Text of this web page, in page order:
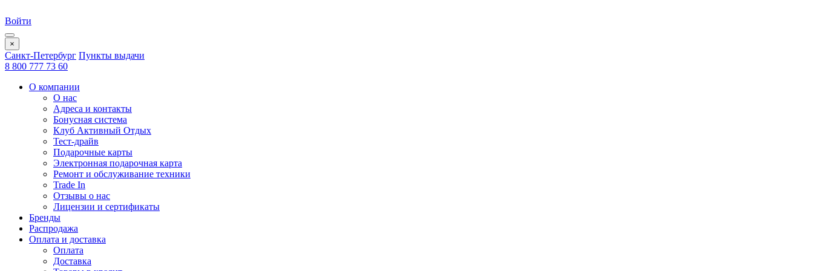
Войти
×
Санкт-Петербург Пункты выдачи
8 800 777 73 60
О компании
О нас
Адреса и контакты
Бонусная система
Клуб Активный Отдых
Тест-драйв
Подарочные карты
Электронная подарочная карта
Ремонт и обслуживание техники
Trade In
Отзывы о нас
Лицензии и сертификаты
Бренды
Распродажа
Оплата и доставка
Оплата
Доставка